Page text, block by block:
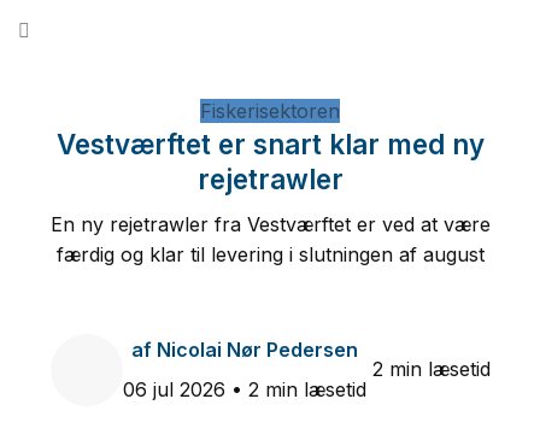
Fiskerisektoren
Vestværftet er snart klar med ny
rejetrawler
En ny rejetrawler fra Vestværftet er ved at være
færdig og klar til levering i slutningen af august
afNicolai Nør Pedersen
06 jul 2026 • 2 min læsetid
2 min læsetid